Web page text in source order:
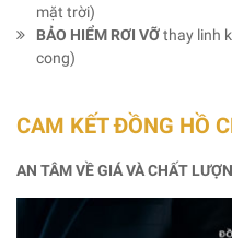
mặt trời)
BẢO HIỂM RƠI VỠthay linh
cong)
CAM KẾT ĐỒNG HỒ
AN TÂM VỀ GIÁ VÀ CHẤT